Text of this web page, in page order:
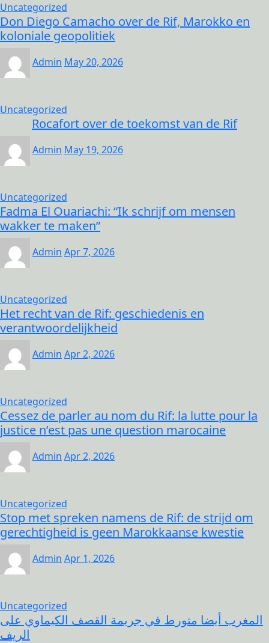
Uncategorized
Don Diego Camacho over de Rif, Marokko en
koloniale geopolitiek
Admin May 20, 2026
Uncategorized
Rocafort over de toekomst van de Rif
Admin May 19, 2026
Uncategorized
Fadma El Ouariachi: “Ik schrijf om mensen
wakker te maken”
Admin Apr 7, 2026
Uncategorized
Het recht van de Rif: geschiedenis en
verantwoordelijkheid
Admin Apr 2, 2026
Uncategorized
Cessez de parler au nom du Rif: la lutte pour la
justice n’est pas une question marocaine
Admin Apr 2, 2026
Uncategorized
Stop met spreken namens de Rif: de strijd om
gerechtigheid is geen Marokkaanse kwestie
Admin Apr 1, 2026
Uncategorized
المغرب أيضا متورط في جريمة القصف الكيماوي على
الريف